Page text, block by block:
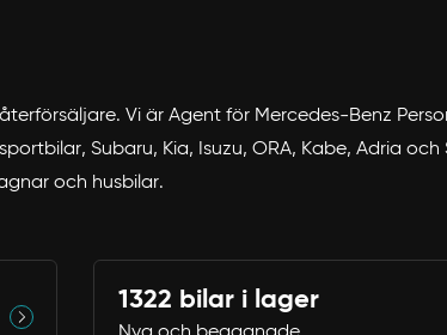
Vi är Agent för Mercedes-Benz
Subaru, Kia, Isuzu, ORA, Kabe, Adria och
och husbilar.
1322 bilar i lager